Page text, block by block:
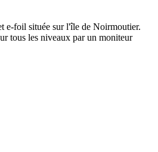
e-foil située sur l'île de Noirmoutier.
tous les niveaux par un moniteur